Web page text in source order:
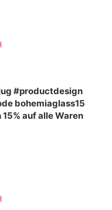
#productdesign
bohemiaglass15
auf alle Waren